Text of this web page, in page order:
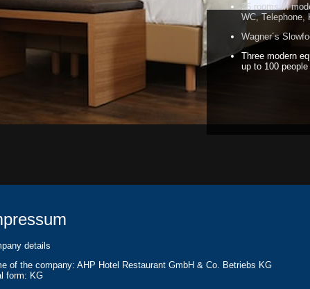
36 rooms in
WC, Telephone,
Wagner´s
Three modern
up to 100 people
details
of the company: AHP Hotel Restaurant GmbH & Co. Betriebs KG
form: KG